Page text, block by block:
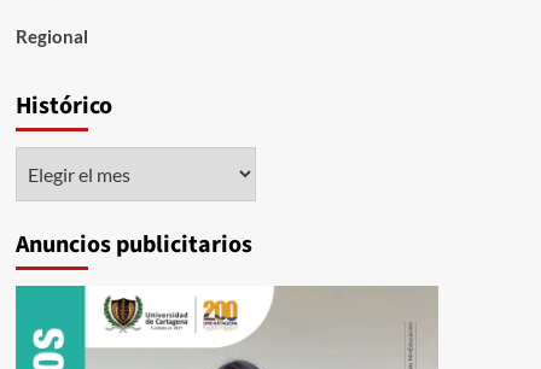
Regional
Histórico
Anuncios publicitarios